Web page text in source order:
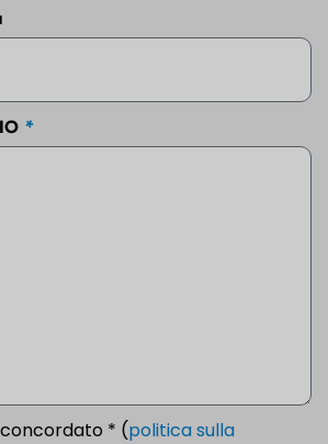
* (politica sulla